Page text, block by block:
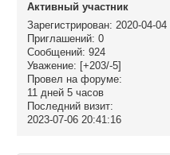
Активный участник
Зарегистрирован: 2020-04-04
Приглашений: 0
Сообщений: 924
Уважение: [+203/-5]
Провел на форуме:
11 дней 5 часов
Последний визит:
2023-07-06 20:41:16